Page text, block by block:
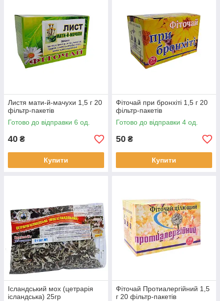
Листя мати-й-мачухи 1,5 г 20
фільтр-пакетів
Готово до відправки 6 од.
40 ₴
Купити
Фіточай при бронхіті 1,5 г 20
фільтр-пакетів
Готово до відправки 4 од.
50 ₴
Купити
Ісландський мох (цетрарія
ісландська) 25гр
Фіточай Протиалергійний 1,5
г 20 фільтр-пакетів